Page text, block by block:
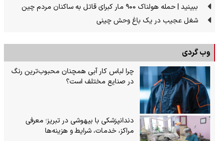
ببینید | حمله هولناک ۹۰۰ مار کبرای قاتل به ساکنان مردم چین
شغل عجیب در یک باغ وحش چینی
وب گردی
چرا لباس کار آبی همچنان محبوب‌ترین رنگ
در صنایع مختلف است؟
دندانپزشکی با بیهوشی در تبریز؛ معرفی
مراکز، خدمات، شرایط و هزینه‌ها